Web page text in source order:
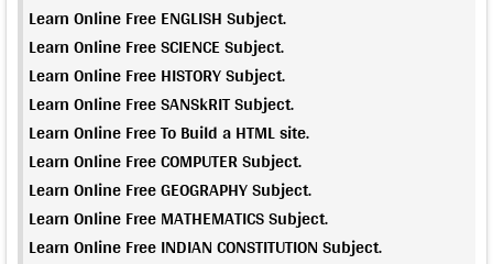
Learn Online Free ENGLISH Subject.
Learn Online Free SCIENCE Subject.
Learn Online Free HISTORY Subject.
Learn Online Free SANSkRIT Subject.
Learn Online Free To Build a HTML site.
Learn Online Free COMPUTER Subject.
Learn Online Free GEOGRAPHY Subject.
Learn Online Free MATHEMATICS Subject.
Learn Online Free INDIAN CONSTITUTION Subject.